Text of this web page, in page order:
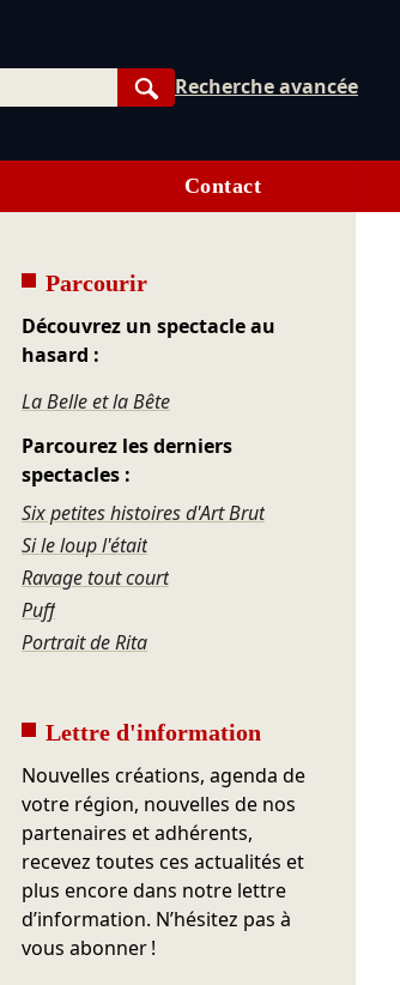
Rechercher
Recherche avancée
Contact
Parcourir
Découvrez un spectacle au
hasard :
La Belle et la Bête
Parcourez les derniers
spectacles :
Six petites histoires d'Art Brut
Si le loup l'était
Ravage tout court
Puff
Portrait de Rita
Lettre d'information
Nouvelles créations, agenda de
votre région, nouvelles de nos
partenaires et adhérents,
recevez toutes ces actualités et
plus encore dans notre lettre
d’information. N’hésitez pas à
vous abonner !